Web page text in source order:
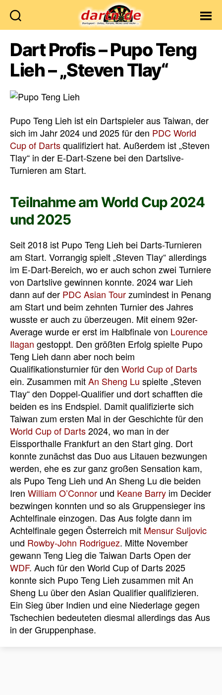
Dart Profis – Pupo Teng
Lieh – „Steven Tlay“
Pupo Teng Lieh ist ein Dartspieler aus Taiwan, der
sich im Jahr 2024 und 2025 für den PDC World
Cup of Dartsqualifiziert hat. Außerdem ist „Steven
Tlay“ in der E-Dart-Szene bei den Dartslive-
Turnieren am Start.
Teilnahme am World Cup 2024
und 2025
Seit 2018 ist Pupo Teng Lieh bei Darts-Turnieren
am Start. Vorrangig spielt „Steven Tlay“ allerdings
im E-Dart-Bereich, wo er auch schon zwei Turniere
von Dartslive gewinnen konnte. 2024 war Lieh
dann auf der PDC Asian Tourzumindest in Penang
am Start und beim zehnten Turnier des Jahres
wusste er auch zu überzeugen. Mit einem 92er-
Average wurde er erst im Halbfinale von Lourence
Ilagan gestoppt. Den größten Erfolg spielte Pupo
Teng Lieh dann aber noch beim
Qualifikationsturnier für den World Cup of Darts
ein. Zusammen mitAn Sheng Lu spielte „Steven
Tlay“ den Doppel-Qualifier und dort schafften die
beiden es ins Endspiel. Damit qualifizierte sich
Taiwan zum ersten Mal in der Geschichte für den
World Cup of Darts2024, wo man in der
Eissporthalle Frankfurt an den Start ging. Dort
konnte zunächst das Duo aus Litauen bezwungen
werden, ehe es zur ganz großen Sensation kam,
als Pupo Teng Lieh und An Sheng Lu die beiden
Iren William O’Connor und Keane Barry im Decider
bezwingen konnten und so als Gruppensieger ins
Achtelfinale einzogen. Das Aus folgte dann im
Achtelfinale gegen Österreich mit Mensur Suljovic
und Rowby-John Rodriguez. Mitte November
gewann Teng Lieg die Taiwan Darts Open der
WDF. Auch für den World Cup of Darts 2025
konnte sich Pupo Teng Lieh zusammen mit An
Sheng Lu über den Asian Qualifier qualifizieren.
Ein Sieg über Indien und eine Niederlage gegen
Tschechien bedeuteten diesmal allerdings das Aus
in der Gruppenphase.